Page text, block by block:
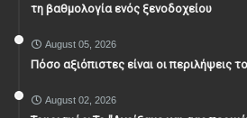
τη βαθμολογία ενός ξενοδοχείου
August 05, 2026
Πόσο αξιόπιστες είναι οι περιλήψεις
August 02, 2026